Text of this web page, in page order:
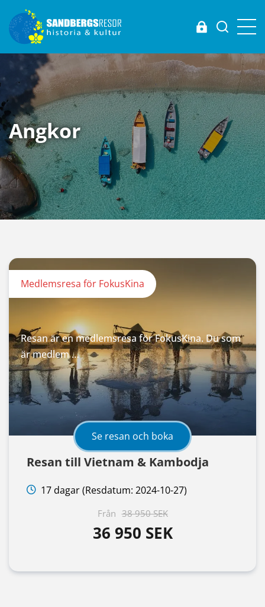
Login
Angkor
Resan är en medlemsresa för FokusKina. Du som
är medlem …
Medlemsresa för FokusKina
Resan till Vietnam & Kambodja
17 dagar (Resdatum: 2024-10-27)
Från 38 950 SEK
36 950 SEK
Se resan och boka